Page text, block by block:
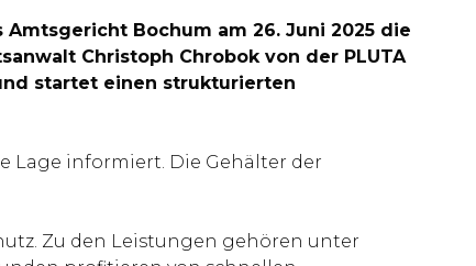
Amtsgericht Bochum am 26. Juni 2025 die
Christoph Chrobok von der PLUTA
startet einen strukturierten
Lage informiert. Die Gehälter der
Zu den Leistungen gehören unter